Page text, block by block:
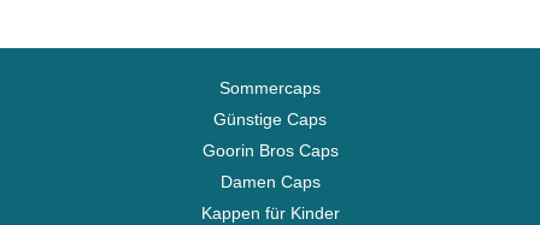
Sommercaps
Günstige Caps
Goorin Bros Caps
Damen Caps
Kappen für Kinder